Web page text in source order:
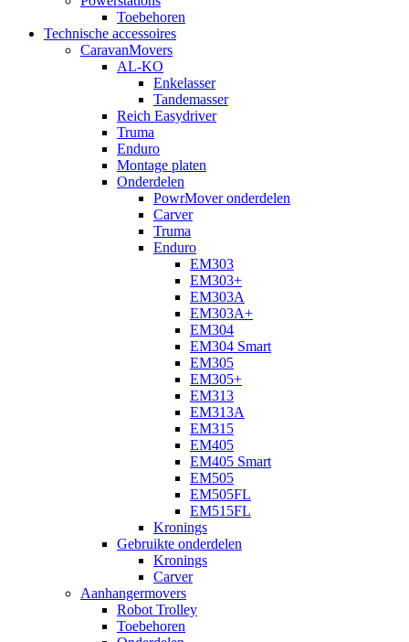
Toebehoren
Technische accessoires
CaravanMovers
AL-KO
Enkelasser
Tandemasser
Reich Easydriver
Truma
Enduro
Montage platen
Onderdelen
PowrMover onderdelen
Carver
Truma
Enduro
EM303
EM303+
EM303A
EM303A+
EM304
EM304 Smart
EM305
EM305+
EM313
EM313A
EM315
EM405
EM405 Smart
EM505
EM505FL
EM515FL
Kronings
Gebruikte onderdelen
Kronings
Carver
Aanhangermovers
Robot Trolley
Toebehoren